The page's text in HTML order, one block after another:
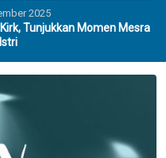
2025
Tunjukkan Momen Mesra